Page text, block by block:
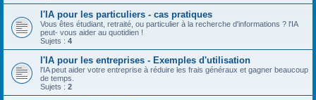
l'IA pour les particuliers - cas pratiques
Vous êtes étudiant, retraité, ou particulier à la recherche d'informations ? l'IA
peut- vous aider au quotidien !
Sujets : 4
l'IA pour les entreprises - Exemples d'utilisation
l'IA peut aider votre entreprise à réduire les frais généraux et gagner beaucoup
de temps.
Sujets : 2